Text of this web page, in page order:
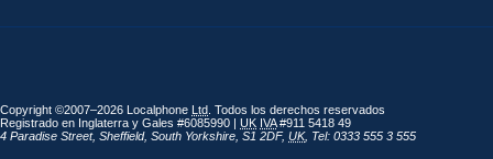
Copyright ©2007–2026 Localphone Ltd . Todos los derechos reservados
Registrado en Inglaterra y Gales #6085990 | UK IVA#911 5418 49
4 Paradise Street, Sheffield, South Yorkshire S1 2DF, UK, Tel: 0333 555 3 555